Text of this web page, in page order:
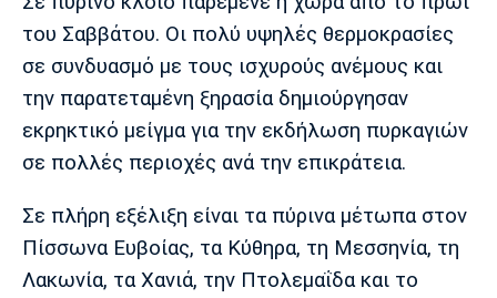
Πολιτισμός
Τραγούδια
Cine Spot
Running
Media
Παρασκήνιο
Πρόγραμμα TV
Ιωνικός Κηφισιά Πανσερραϊκός
Μπαρτσελόνα
Ρεάλ
Μαδρίτης
Ατλέτικο
Μαδρίτης
του Σαββάτου. Οι πολύ υψηλές θερμοκρασίες
σε συνδυασμό με τους ισχυρούς ανέμους και
την παρατεταμένη ξηρασία δημιούργησαν
εκρηκτικό μείγμα για την εκδήλωση πυρκαγιών
σε πολλές περιοχές ανά την επικράτεια.
Σε πλήρη εξέλιξη είναι τα πύρινα μέτωπα στον
Πίσσωνα Ευβοίας, τα Κύθηρα, τη Μεσσηνία, τη
Λακωνία, τα Χανιά, την Πτολεμαΐδα και το